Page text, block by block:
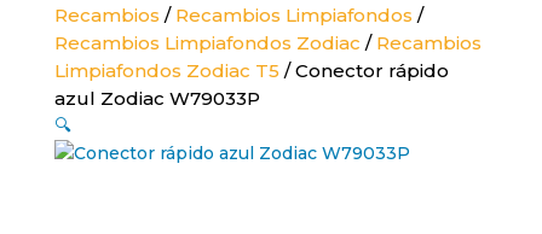
Recambios / Recambios Limpiafondos /
Recambios Limpiafondos Zodiac / Recambios
Limpiafondos Zodiac T5 / Conector rápido
azul Zodiac W79033P
🔍